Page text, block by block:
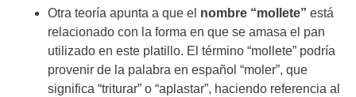
Otra teoría apunta a que el nombre “mollete” está
relacionado con la forma en que se amasa el pan
utilizado en este platillo. El término “mollete” podría
provenir de la palabra en español “moler”, que
significa “triturar” o “aplastar”, haciendo referencia al